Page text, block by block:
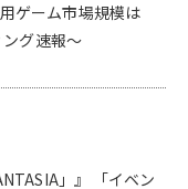
ゲーム市場規模は
グ速報～
」』 「イベン